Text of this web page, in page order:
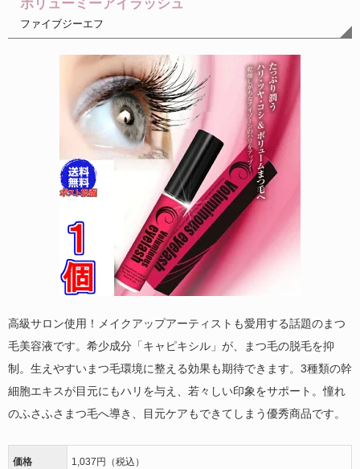
ボリューミーアイラッシュ
ファイブジーエフ
高級サロン使用！メイクアップアーティストも愛用する話題のまつ
毛美容液です。希少成分「キャピキシル」が、まつ毛の脱毛を抑
制。生えやすいまつ毛環境に整える効果も期待できます。3種類の幹
細胞エキスが目元にもハリを与え、若々しい印象をサポート。憧れ
のふさふさまつ毛へ導き、目元ケアもできてしまう優秀商品です。
価格 1,037円（税込）